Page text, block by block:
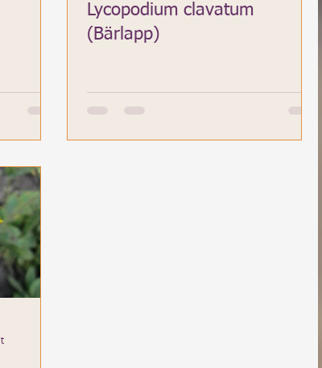
Lycopodium clavatum
(Bärlapp)